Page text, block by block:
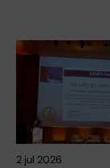
2 jul 2026